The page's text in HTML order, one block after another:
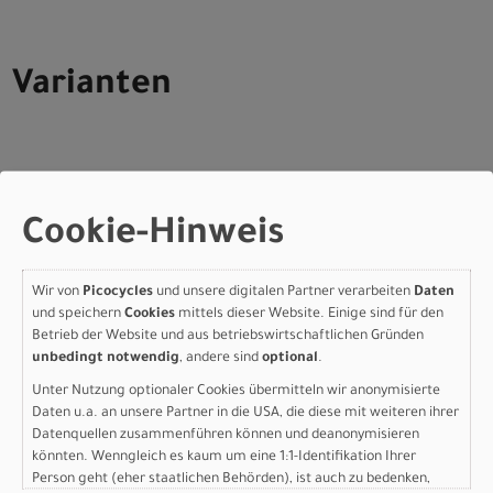
Varianten
EVO Comp Alloy SATIN
REDWOOD METALLIC /
BORDEAUX METALLIC S3
Modelljahr 2027
Lieferbar in ca. 5-8 Werktagen
Art.Nr. 95227-5703
Farbe: SATIN REDWOOD METALLIC / BORDEAUX
METALLIC
Grösse: S3
Cookie-Hinweis
Wir von Picocycles und unsere digitalen Partner verarbeiten Daten
und speichern Cookies mittels dieser Website. Einige sind für den
Betrieb der Website und aus betriebswirtschaftlichen Gründen
unbedingt notwendig, andere sind optional.
Unter Nutzung optionaler Cookies übermitteln wir anonymisierte
Daten u.a. an unsere Partner in die USA, die diese mit weiteren ihrer
Datenquellen zusammenführen können und deanonymisieren
könnten. Wenngleich es kaum um eine 1:1-Identifikation Ihrer
Person geht (eher staatlichen Behörden), ist auch zu bedenken,